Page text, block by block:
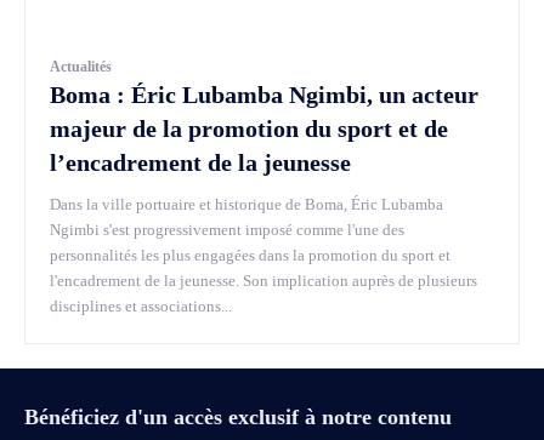
Actualités
Boma : Éric Lubamba Ngimbi, un acteur
majeur de la promotion du sport et de
l’encadrement de la jeunesse
Dans la ville portuaire et historique de Boma, Éric Lubamba
Ngimbi s'est progressivement imposé comme l'une des
personnalités les plus engagées dans la promotion du sport et
l'encadrement de la jeunesse. Son implication auprès de plusieurs
disciplines et associations...
Bénéficiez d'un accès exclusif à notre contenu